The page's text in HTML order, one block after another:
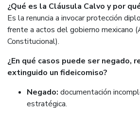
¿Qué es la Cláusula Calvo y por
Es la renuncia a invocar protección
frente a actos del gobierno mexicano
Constitucional).
¿En qué casos puede ser negado,
extinguido un fideicomiso?
Negado: documentación
estratégica.